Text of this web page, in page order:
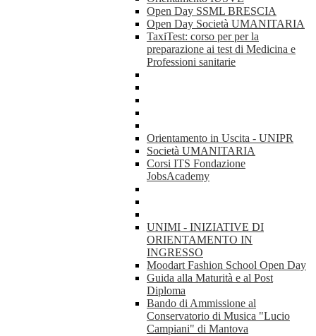
Open Day SSML BRESCIA
Open Day Società UMANITARIA
TaxiTest: corso per per la
preparazione ai test di Medicina e
Professioni sanitarie
Orientamento in Uscita - UNIPR
Società UMANITARIA
Corsi ITS Fondazione
JobsAcademy
UNIMI - INIZIATIVE DI
ORIENTAMENTO IN
INGRESSO
Moodart Fashion School Open Day
Guida alla Maturità e al Post
Diploma
Bando di Ammissione al
Conservatorio di Musica "Lucio
Campiani" di Mantova